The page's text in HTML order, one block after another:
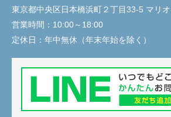
東京都中央区日本橋浜町２丁目33-5 マリ
営業時間： 10:00～18:00
定休日： 年中無休（年末年始を除く）